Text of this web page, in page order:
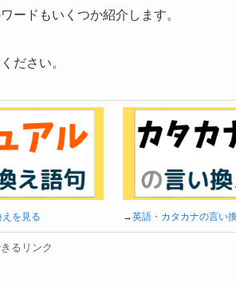
ードもいくつか紹介します。
ださい。
を見る →英語・カタカナの言い
るリンク